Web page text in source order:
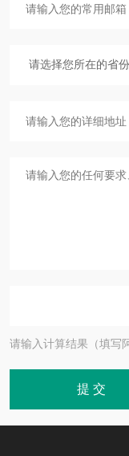
请输入计算结果（填写